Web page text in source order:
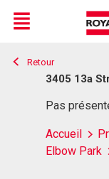
Live
En Direct
Menu
Retour
3405 13a
Pas
Accueil
Elbow Park